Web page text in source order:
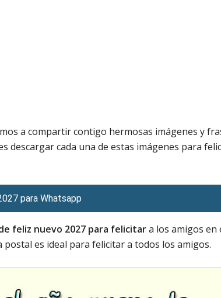
a compartir contigo hermosas imágenes y
descargar cada una de estas imágenes para
para Whatsapp
feliz nuevo 2027 para felicitara los amigos en
es ideal para felicitar a todos los amigos.